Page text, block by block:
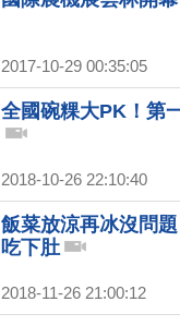
2017-10-29 00:35:05
全國碗粿大PK！第
2018-10-26 22:10:40
飯菜放涼再冰沒問
吃下肚
2018-11-26 21:00:12